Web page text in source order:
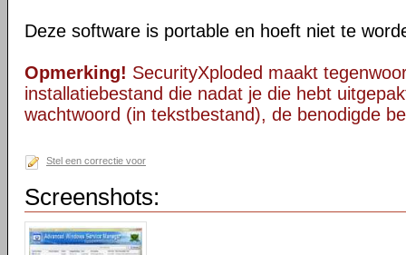
Deze software is portable en hoeft niet te
Opmerking! SecurityXploded maakt
installatiebestand die nadat je die hebt
wachtwoord (in tekstbestand), de benodigde
Stel een correctie voor
Screenshots: